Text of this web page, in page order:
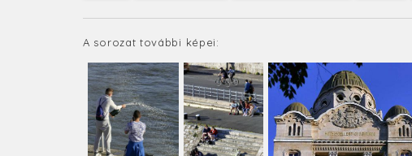
A sorozat további képei: